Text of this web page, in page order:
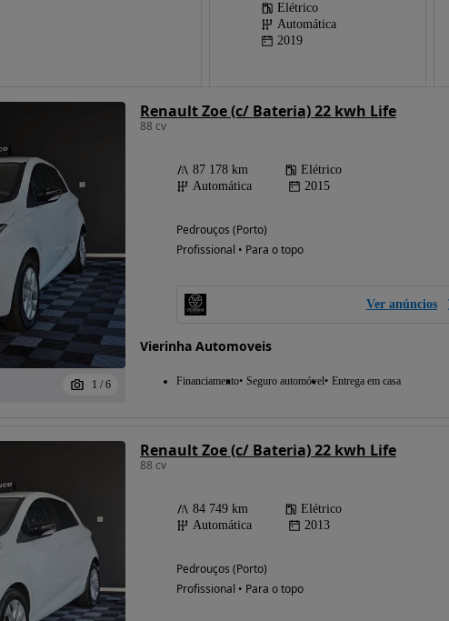
Possibilidade de
financiamento
Elétrico
Automática
2019
1 / 6
Renault Zoe (c/ Bateria) 22 kwh Life
88 cv
87 178 km
Elétrico
Automática
2015
Pedrouços (Porto)
Profissional • Para o topo
Ver anúncios
Vierinha Automoveis
Financiamento Seguro automóvel Entrega em casa
Renault Zoe (c/ Bateria) 22 kwh Life
88 cv
84 749 km
Elétrico
Automática
2013
Pedrouços (Porto)
Profissional • Para o topo